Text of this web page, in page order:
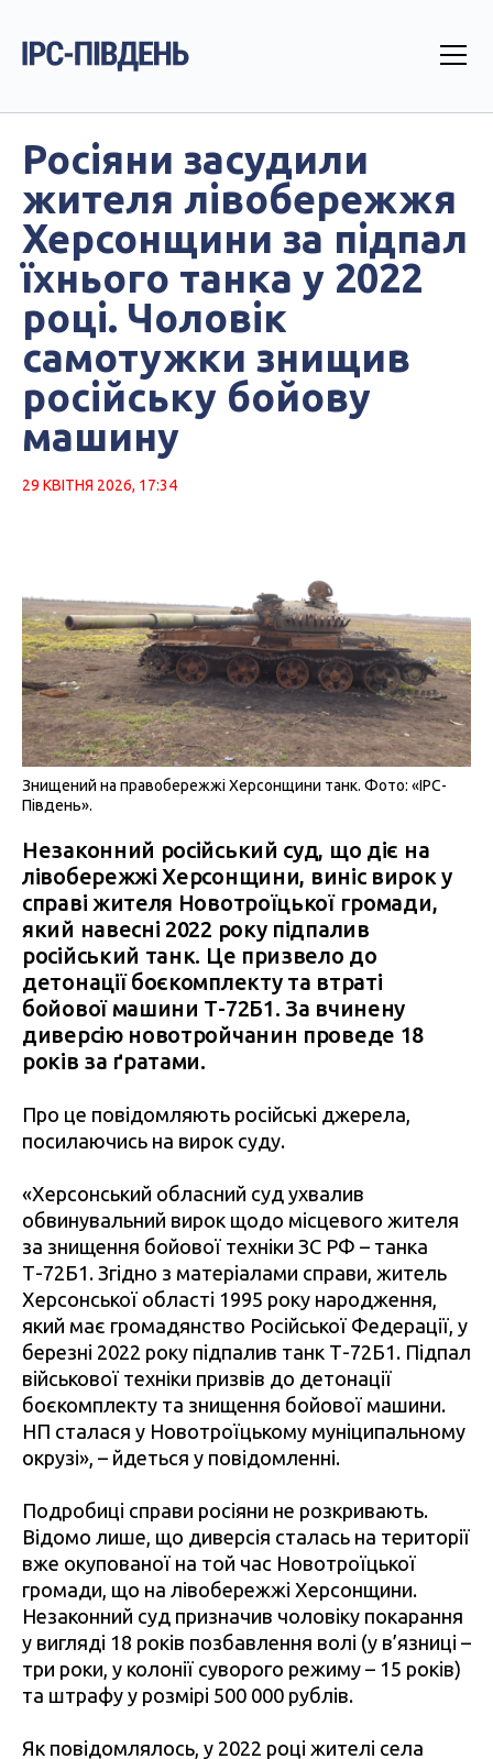
Росіяни засудили
жителя лівобережжя
Херсонщини за підпал
їхнього танка у 2022
році. Чоловік
самотужки знищив
російську бойову
машину
29 КВІТНЯ 2026, 17:34
Знищений на правобережжі Херсонщини танк. Фото: «IPC-
Південь».
Незаконний російський суд, що діє на
лівобережжі Херсонщини, виніс вирок у
справі жителя Новотроїцької громади,
який навесні 2022 року підпалив
російський танк. Це призвело до
детонації боєкомплекту та втраті
бойової машини Т-72Б1. За вчинену
диверсію новотройчанин проведе 18
років за ґратами.
Про це повідомляють російські джерела,
посилаючись на вирок суду.
«Херсонський обласний суд ухвалив
обвинувальний вирок щодо місцевого жителя
за знищення бойової техніки ЗС РФ – танка
Т-72Б1. Згідно з матеріалами справи, житель
Херсонської області 1995 року народження,
який має громадянство Російської Федерації, у
березні 2022 року підпалив танк Т-72Б1. Підпал
військової техніки призвів до детонації
боєкомплекту та знищення бойової машини.
НП сталася у Новотроїцькому муніципальному
окрузі», – йдеться у повідомленні.
Подробиці справи росіяни не розкривають.
Відомо лише, що диверсія сталась на території
вже окупованої на той час Новотроїцької
громади, що на лівобережжі Херсонщини.
Незаконний суд призначив чоловіку покарання
у вигляді 18 років позбавлення волі (у в’язниці –
три роки, у колонії суворого режиму – 15 років)
та штрафу у розмірі 500 000 рублів.
Як повідомлялось, у 2022 році жителі села